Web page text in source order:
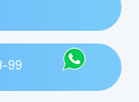
99